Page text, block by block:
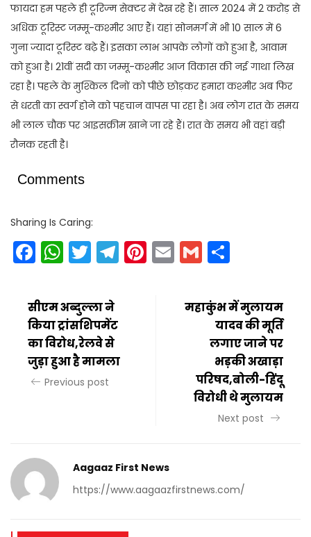
फायदा हम पहले ही टूरिज्म सेक्टर में देख रहे हैं। साल 2024 में 2 करोड़ से
अधिक टूरिस्ट जम्मू-कश्मीर आए हैं। यहां सोनमर्ग में भी 10 साल में 6
गुना ज्यादा टूरिस्ट बढ़े हैं। इसका लाभ आपके लोगों को हुआ है, आवाम
को हुआ है। 21वीं सदी का जम्मू-कश्मीर आज विकास की नई गाथा लिख
रहा है। पहले के मुश्किल दिनों को पीछे छोड़कर हमारा कश्मीर अब फिर
से धरती का स्वर्ग होने को पहचान वापस पा रहा है। अब लोग रात के समय
भी लाल चौक पर आइसक्रीम खाने जा रहे हैं। रात के समय भी वहां बड़ी
रौनक रहती है।
Comments
Sharing Is Caring:
Facebook
WhatsApp
Twitter
Telegram
Pinterest
EmailGmail
सीएम अब्दुल्ला ने
किया ट्रांसशिपमेंट
का विरोध,रेलवे से
जुड़ा हुआ है मामला
Previous post
महाकुंभ में मुलायम
यादव की मूर्ति
लगाए जाने पर
भड़की अखाड़ा
परिषद,बोली-हिंदू
विरोधी थे मुलायम
Next post
Aagaaz First News
https://www.aagaazfirstnews.com/